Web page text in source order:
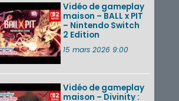
Vidéo de gameplay
maison – BALL x PIT
– Nintendo Switch
2 Edition
15 mars 2026 9:00
Vidéo de gameplay
maison – Divinity :